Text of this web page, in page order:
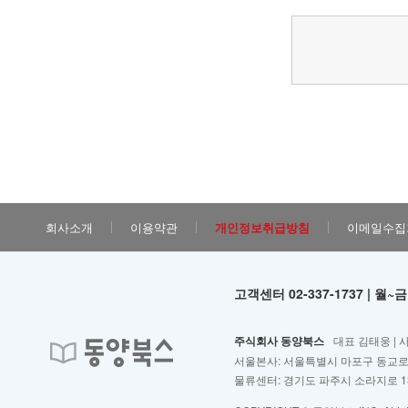
회사소개 이용약관 개인정보취급방침 이메일수
고객센터 02-337-1737 | 월~
주식회사 동양북스 대표 김태웅 |
서울본사: 서울특별시 마포구 동교
물류센터: 경기도 파주시 소라지로